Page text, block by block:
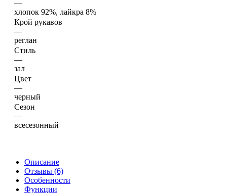
—
хлопок 92%, лайкра 8%
Крой рукавов
—
реглан
Стиль
—
зал
Цвет
—
черный
Сезон
—
всесезонный
Описание
Отзывы (6)
Особенности
Функции